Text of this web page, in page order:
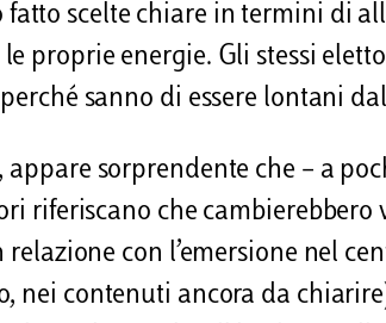
fatto scelte chiare in termini di
proprie energie. Gli stessi
sanno di essere lontani
appare sorprendente che – a
riferiscano che cambierebbero
con l’emersione nel
nei contenuti ancora da